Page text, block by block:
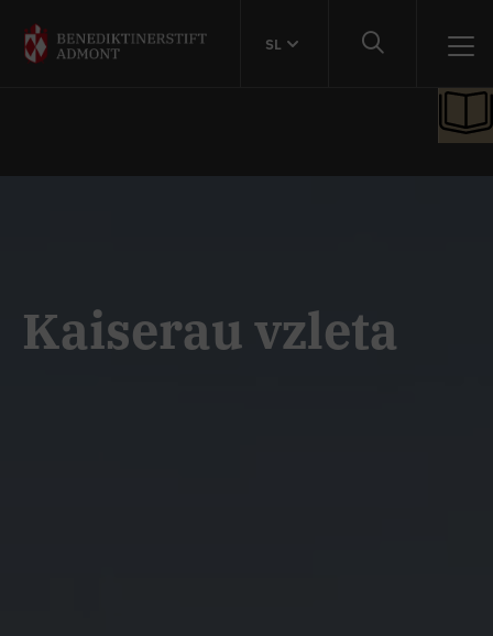
SL
Kaiserau vzleta